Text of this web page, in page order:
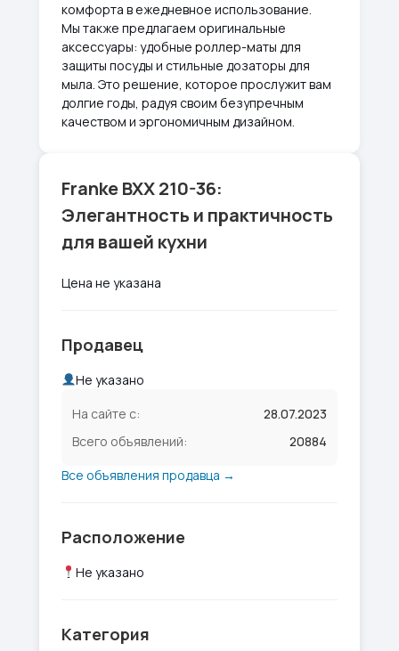
комфорта в ежедневное использование.
Мы также предлагаем оригинальные
аксессуары: удобные роллер-маты для
защиты посуды и стильные дозаторы для
мыла. Это решение, которое прослужит вам
долгие годы, радуя своим безупречным
качеством и эргономичным дизайном.
Franke BXX 210-36:
Элегантность и практичность
для вашей кухни
Цена не указана
Продавец
Не указано
На сайте с:
28.07.2023
Всего объявлений:
20884
Все объявления продавца →
Расположение
Не указано
Категория